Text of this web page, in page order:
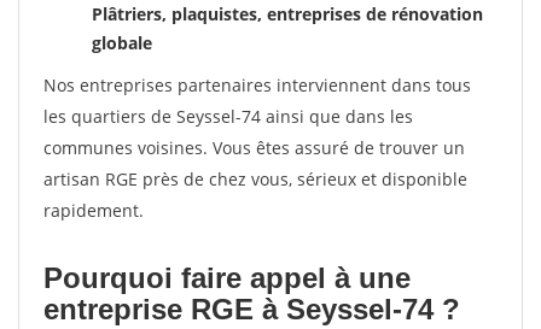
Plâtriers, plaquistes, entreprises de rénovation
globale
Nos entreprises partenaires interviennent dans tous
les quartiers de Seyssel-74 ainsi que dans les
communes voisines. Vous êtes assuré de trouver un
artisan RGE près de chez vous, sérieux et disponible
rapidement.
Pourquoi faire appel à une
entreprise RGE à Seyssel-74 ?